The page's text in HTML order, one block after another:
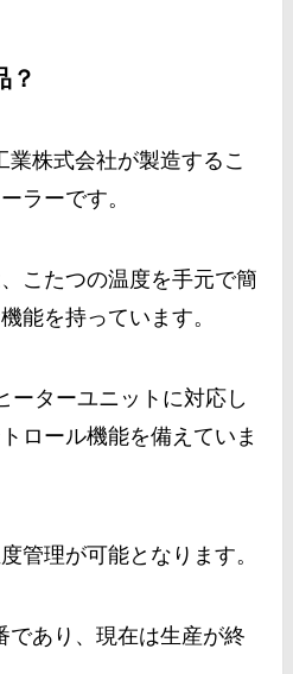
？
業株式会社が製造するこ
ラーです。
こたつの温度を手元で簡
能を持っています。
ーターユニットに対応し
ロール機能を備えていま
管理が可能となります。
であり、現在は生産が終